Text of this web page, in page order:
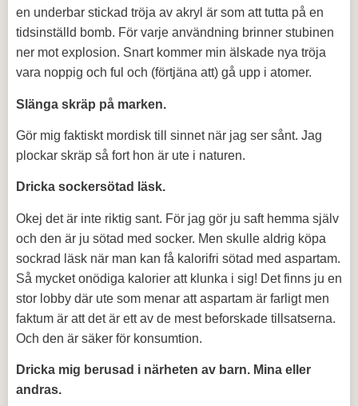
en underbar stickad tröja av akryl är som att tutta på en
tidsinställd bomb. För varje användning brinner stubinen
ner mot explosion. Snart kommer min älskade nya tröja
vara noppig och ful och (förtjäna att) gå upp i atomer.
Slänga skräp på marken.
Gör mig faktiskt mordisk till sinnet när jag ser sånt. Jag
plockar skräp så fort hon är ute i naturen.
Dricka sockersötad läsk.
Okej det är inte riktig sant. För jag gör ju saft hemma själv
och den är ju sötad med socker. Men skulle aldrig köpa
sockrad läsk när man kan få kalorifri sötad med aspartam.
Så mycket onödiga kalorier att klunka i sig! Det finns ju en
stor lobby där ute som menar att aspartam är farligt men
faktum är att det är ett av de mest beforskade tillsatserna.
Och den är säker för konsumtion.
Dricka mig berusad i närheten av barn. Mina eller
andras.